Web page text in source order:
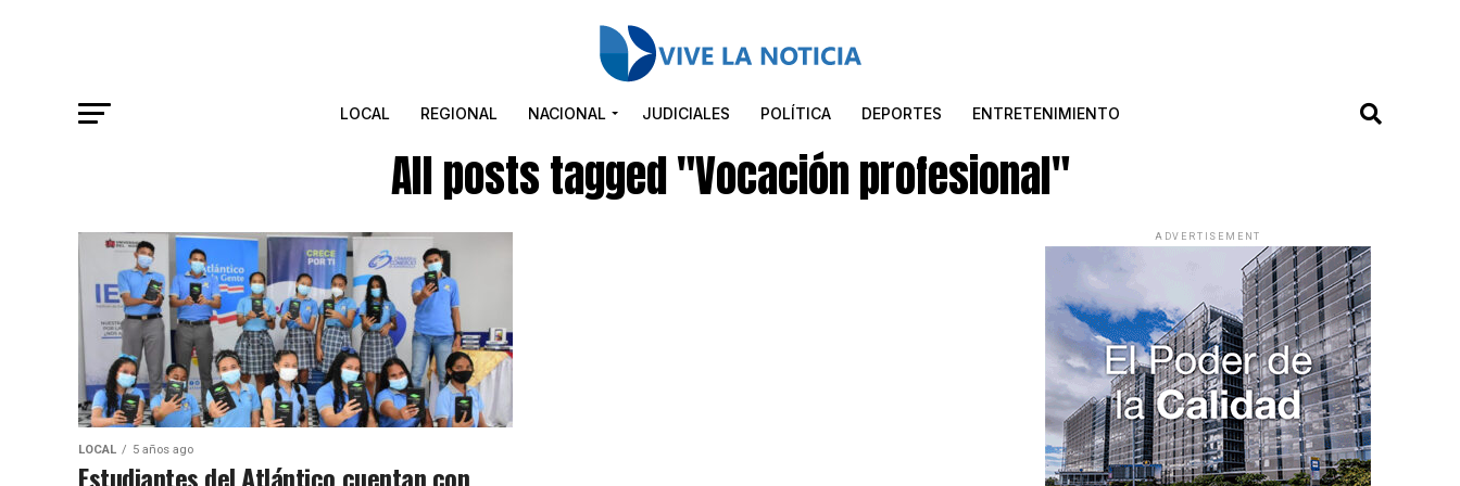
LOCAL REGIONAL NACIONAL JUDICIALES POLÍTICA DEPORTES ENTRETENIMIENTO
All posts tagged "Vocación profesional"
LOCAL 5 años ago
Estudiantes del Atlántico cuentan con
ADVERTISEMENT